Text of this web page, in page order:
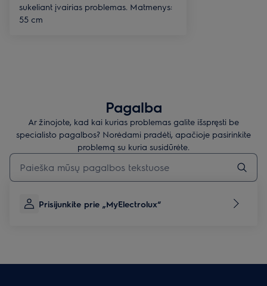
sukeliant įvairias problemas. Matmenys:
55 cm
Pagalba
Ar žinojote, kad kai kurias problemas galite išspręsti be
specialisto pagalbos? Norėdami pradėti, apačioje pasirinkite
problemą su kuria susidūrėte.
Įveskite tekstą, jei norite ieškoti pagalbinių straipsnių
Prisijunkite prie „MyElectrolux“